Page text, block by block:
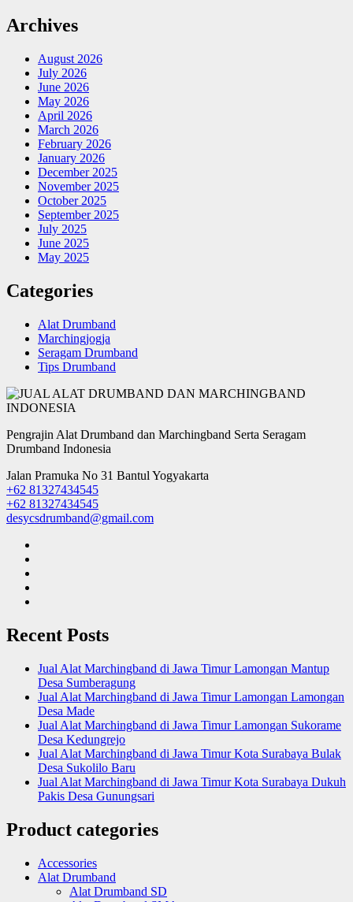
Archives
August 2026
July 2026
June 2026
May 2026
April 2026
March 2026
February 2026
January 2026
December 2025
November 2025
October 2025
September 2025
July 2025
June 2025
May 2025
Categories
Alat Drumband
Marchingjogja
Seragam Drumband
Tips Drumband
Pengrajin Alat Drumband dan Marchingband Serta Seragam
Drumband Indonesia
Jalan Pramuka No 31 Bantul Yogyakarta
+62 81327434545
+62 81327434545
desycsdrumband@gmail.com
Recent Posts
Jual Alat Marchingband di Jawa Timur Lamongan Mantup
Desa Sumberagung
Jual Alat Marchingband di Jawa Timur Lamongan Lamongan
Desa Made
Jual Alat Marchingband di Jawa Timur Lamongan Sukorame
Desa Kedungrejo
Jual Alat Marchingband di Jawa Timur Kota Surabaya Bulak
Desa Sukolilo Baru
Jual Alat Marchingband di Jawa Timur Kota Surabaya Dukuh
Pakis Desa Gunungsari
Product categories
Accessories
Alat Drumband
Alat Drumband SD